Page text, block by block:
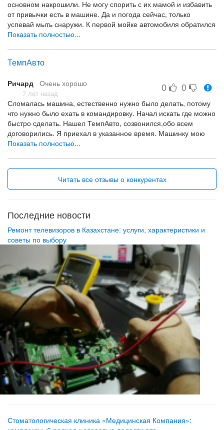
основном накрошили. Не могу спорить с их мамой и избавить
от привычки есть в машине. Да и погода сейчас, только
успевай мыть снаружи. К первой мойке автомобиля обратился
к ребятам из "Респект-Авто". Ребята выполнили свою работу
температур снова узнал свою белоснежную ласточку.
гость. Как постоянному клиенту обещали скидки. Приятный
персонал. Очень понравилось. И кстати плюс, что пока
ожидаешь можно пропить кофе.
Показать полностью...
ТемпАвто
Ричард Очень хорошо
7 лет назад 0 0
Сломалась машина, естественно нужно было делать, потому
что нужно было ехать в командировку. Начал искать где можно
быстро сделать. Нашел ТемпАвто, созвонился,обо всем
договорились. Я приехал в указанное время. Машинку мою
забрали, посмотрели, договорились обо всем, все устроило.
не ломается. По ценам, очень понравилось, дешевле,чем у
большинства. Персонал хороший.
Показать полностью...
Читать все отзывы о конкурентах
Последние новости
Ремонт телевизоров в Казахстане: услуги, характеристики и
советы по выбору
Стоматологическая клиника «Медицинская Компания»: